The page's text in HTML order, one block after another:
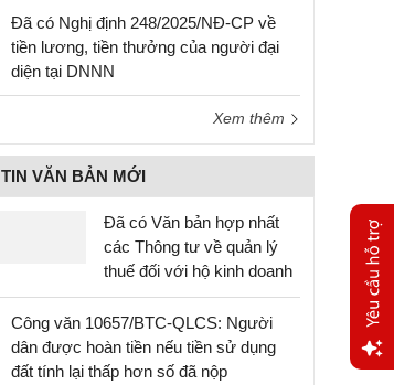
Đã có Nghị định 248/2025/NĐ-CP về
tiền lương, tiền thưởng của người đại
diện tại DNNN
Xem thêm
TIN VĂN BẢN MỚI
Đã có Văn bản hợp nhất
các Thông tư về quản lý
thuế đối với hộ kinh doanh
Công văn 10657/BTC-QLCS: Người
dân được hoàn tiền nếu tiền sử dụng
đất tính lại thấp hơn số đã nộp